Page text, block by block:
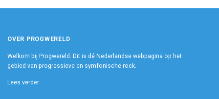
OVER PROGWERELD
Welkom bij Progwereld. Dit is dé Nederlandse webpagina op het
gebied van progressieve en symfonische rock.
Lees verder